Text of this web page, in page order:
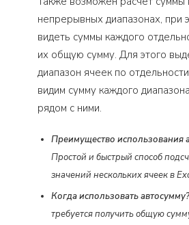
непрерывных диапазонах, при
видеть суммы каждого
их общую сумму. Для этого
диапазон ячеек по
видим сумму каждого
рядом с ними.
Преимущество использования
Простой и быстрый способ
значений нескольких ячеек в
Когда использовать автосумму?
требуется получить общую